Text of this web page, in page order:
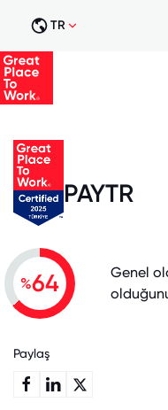
TR
PAYTR
%64
Genel
Paylaş